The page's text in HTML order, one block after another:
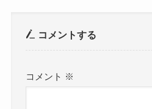
コメントする
コメント ※